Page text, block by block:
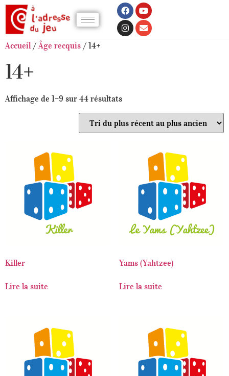
Accueil / Âge recquis / 14+
14+
Affichage de 1–9 sur 44 résultats
Killer
Lire la suite
Yams (Yahtzee)
Lire la suite